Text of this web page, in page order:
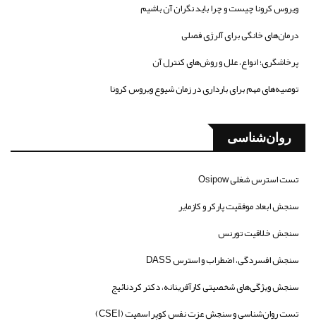
ویروس کرونا چیست و چرا باید نگران آن باشیم
درمان‌های خانگی برای آلرژی فصلی
پرخاشگری؛ انواع، علل و روش‌های کنترل آن
توصیه‌های مهم برای بارداری در زمان شیوع ویروس کرونا
روان‌شناسی
تست استرس شغلی Osipow
سنجش ابعاد موفقیت پارکر و کازمایر
سنجش خلاقیت تورنس
سنجش افسردگی، اضطراب و استرس DASS
سنجش ویژگی‌های شخصیتی کارآفرینانه، دکتر کردنائیج
تست روان‌شناسی و سنجش عزت نفس کوپر اسمیت (CSEI)